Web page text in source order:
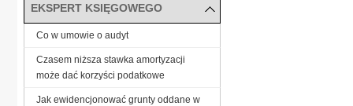
EKSPERT KSIĘGOWEGO
Co w umowie o audyt
Czasem niższa stawka amortyzacji
może dać korzyści podatkowe
Jak ewidencjonować grunty oddane w